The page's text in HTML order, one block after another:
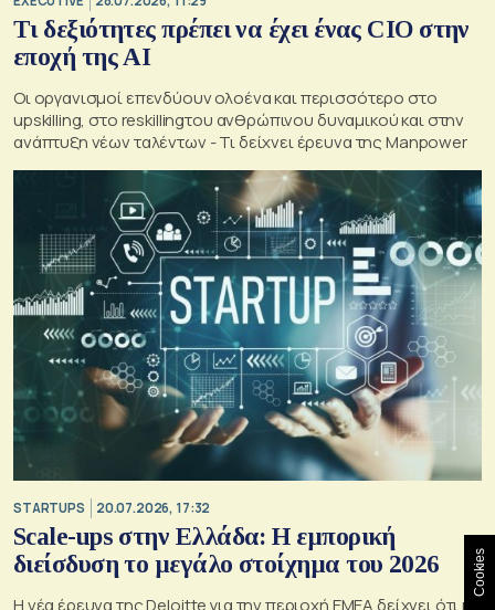
Τι δεξιότητες πρέπει να έχει ένας CIO στην
εποχή της AI
Οι οργανισμοί επενδύουν ολοένα και περισσότερο στο
upskilling, στο reskillingτου ανθρώπινου δυναμικού και στην
ανάπτυξη νέων ταλέντων - Τι δείχνει έρευνα της Manpower
STARTUPS 20.07.2026, 17:32
Scale-ups στην Ελλάδα: Η εμπορική
διείσδυση το μεγάλο στοίχημα του 2026
Η νέα έρευνα της Deloitte για την περιοχή EMEA δείχνει ότι η
Cookies